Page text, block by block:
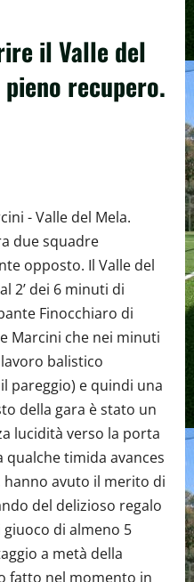
il Valle del
recupero.
due squadre
opposto. Il Valle del
2’ dei 6 minuti di
Finocchiaro di
Marcini che nei minuti
balistico
pareggio) e quindi una
della gara è stato un
lucidità verso la porta
timida avances
avuto il merito di
del delizioso regalo
di almeno 5
a metà della
fatto nel momento in